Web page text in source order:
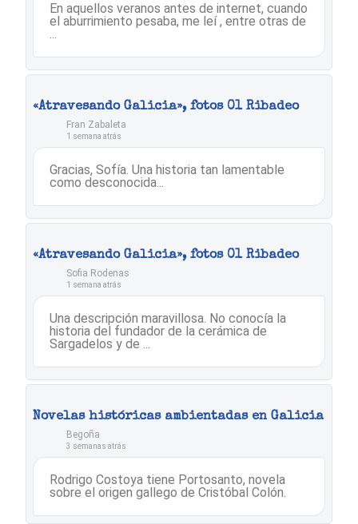
En aquellos veranos antes de internet, cuando
el aburrimiento pesaba, me leí , entre otras de
...
«Atravesando Galicia», fotos 01 Ribadeo
Fran Zabaleta
1 semana atrás
Gracias, Sofía. Una historia tan lamentable
como desconocida...
«Atravesando Galicia», fotos 01 Ribadeo
Sofia Rodenas
1 semana atrás
Una descripción maravillosa. No conocía la
historia del fundador de la cerámica de
Sargadelos y de ...
Novelas históricas ambientadas en Galicia
Begoña
3 semanas atrás
Rodrigo Costoya tiene Portosanto, novela
sobre el origen gallego de Cristóbal Colón.